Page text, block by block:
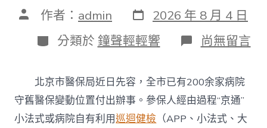
文 作者： admin 發
表
日
期
2026 年 8 月 4 日
分
類
分類於 鐘聲輕輕響 在
〈北
200
秀
傳
醫
院
尚無留言
北京市醫保局近日先容，全市已有200余家病院
守舊醫保變動位置付出辦事。參保人經由過程“京通”
小法式或病院自有利用巡迴健檢 （APP、小法式、大